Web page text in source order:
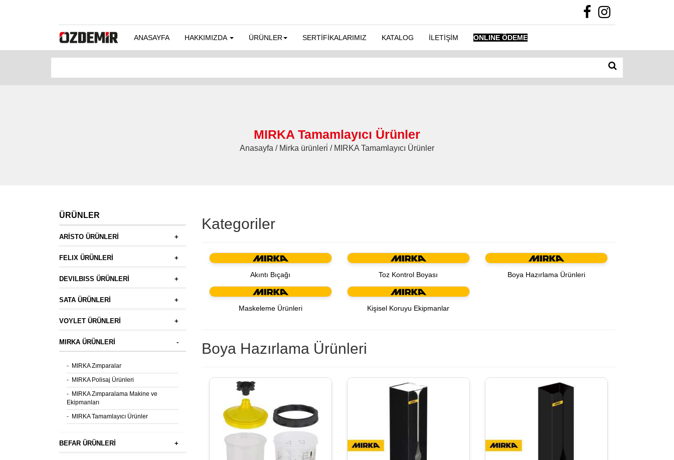
ANASAYFA HAKKIMIZDA ÜRÜNLER SERTİFİKALARIMIZ KATALOG İLETİŞİM ONLINE ÖDEME
MIRKA Tamamlayıcı Ürünler
Anasayfa / Mirka ürünleri̇ / MIRKA Tamamlayıcı Ürünler
ÜRÜNLER
+
ARİSTO ÜRÜNLERİ
+
FELIX ÜRÜNLERİ
+
DEVILBISS ÜRÜNLERİ
+
SATA ÜRÜNLERİ
+
VOYLET ÜRÜNLERİ
-
MIRKA ÜRÜNLERİ
- MIRKA Zımparalar
- MIRKA Polisaj Ürünleri
- MIRKA Zımparalama Makine ve
Ekipmanları
- MIRKA Tamamlayıcı Ürünler
+
BEFAR ÜRÜNLERİ
Kategoriler
Akıntı Bıçağı Toz Kontrol Boyası Boya Hazırlama Ürünleri
Maskeleme Ürünleri Kişisel Koruyu Ekipmanlar
Boya Hazırlama Ürünleri